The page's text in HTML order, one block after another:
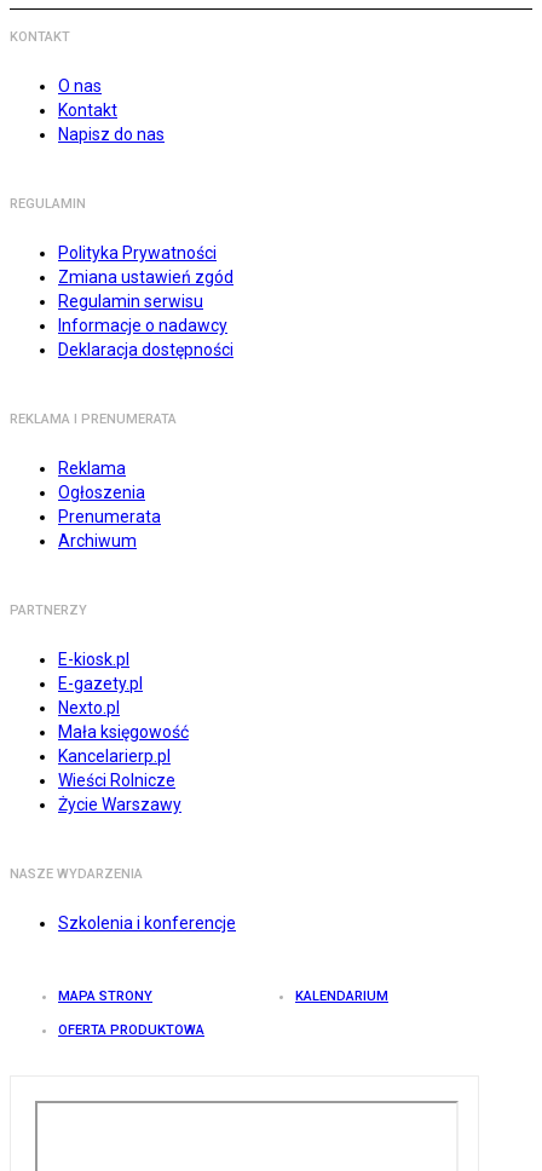
KONTAKT
O nas
Kontakt
Napisz do nas
REGULAMIN
Polityka Prywatności
Zmiana ustawień zgód
Regulamin serwisu
Informacje o nadawcy
Deklaracja dostępności
REKLAMA I PRENUMERATA
Reklama
Ogłoszenia
Prenumerata
Archiwum
PARTNERZY
E-kiosk.pl
E-gazety.pl
Nexto.pl
Mała księgowość
Kancelarierp.pl
Wieści Rolnicze
Życie Warszawy
NASZE WYDARZENIA
Szkolenia i konferencje
MAPA STRONY KALENDARIUM
OFERTA PRODUKTOWA